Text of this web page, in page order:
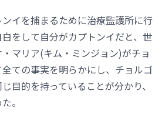
イを捕まるために治療監護所に行
をして自分がカプトンイだと、世
マリア(キム・ミンジョン)がチョ
ての事実を明らかにし、チョルゴ
目的を持っていることが分かり、
。